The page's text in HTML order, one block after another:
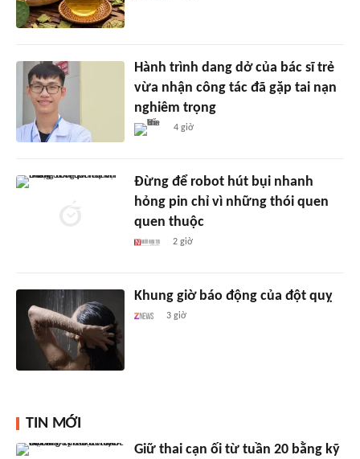
Hành trình dang dở của bác sĩ trẻ
vừa nhận công tác đã gặp tai nạn
nghiêm trọng
4 giờ
Đừng để robot hút bụi nhanh
hỏng pin chỉ vì những thói quen
quen thuộc
2 giờ
Khung giờ báo động của đột quỵ
3 giờ
TIN MỚI
Giữ thai cạn ối từ tuần 20 bằng kỹ